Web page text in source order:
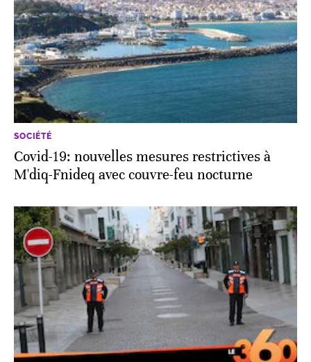
SOCIÉTÉ
Covid-19: nouvelles mesures restrictives à
M'diq-Fnideq avec couvre-feu nocturne